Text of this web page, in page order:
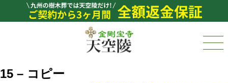
15 – コピー